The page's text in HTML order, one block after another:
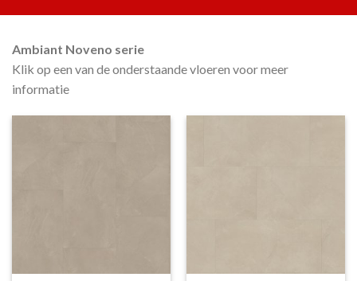
Ambiant Noveno serie
Klik op een van de onderstaande vloeren voor meer
informatie